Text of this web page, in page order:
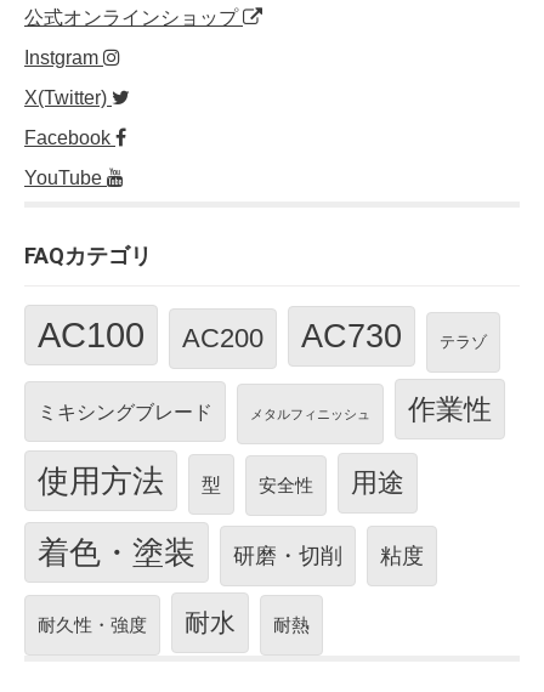
公式オンラインショップ
Instgram
X(Twitter)
Facebook
YouTube
FAQカテゴリ
AC100 AC200 AC730 テラゾ
ミキシングブレード メタルフィニッシュ 作業性
使用方法 型 安全性 用途
着色・塗装 研磨・切削 粘度
耐久性・強度 耐水 耐熱